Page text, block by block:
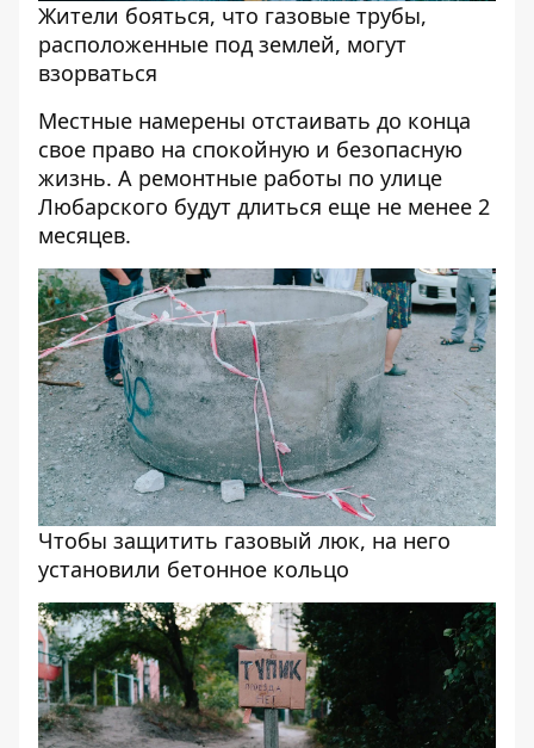
Жители бояться, что газовые трубы,
расположенные под землей, могут
взорваться
Местные намерены отстаивать до конца
свое право на спокойную и безопасную
жизнь. А ремонтные работы по улице
Любарского будут длиться еще не менее 2
месяцев.
Чтобы защитить газовый люк, на него
установили бетонное кольцо